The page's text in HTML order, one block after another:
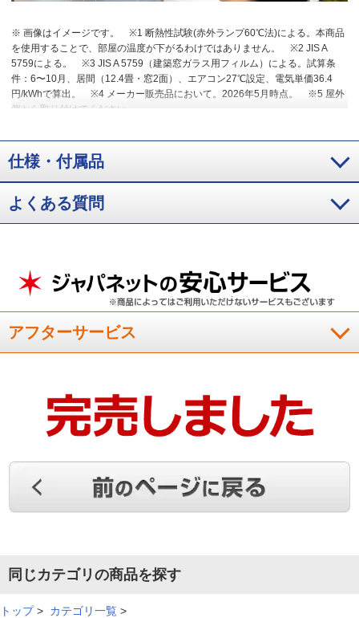
※ 画像はイメージです。
※1 断熱性試験(赤外ランプ60℃法)による。本商品
を使用することで、部屋の温度が下がるわけではありません。
※2 JIS A
5759による。
※3 JIS A 5759（建築窓ガラス用フィルム）による。試算条
件：6〜10月、居間（12.4畳・窓2面）、エアコン27℃設定、電気単価36.4
円/kWhで算出。
※4 メーカー販売品において。2026年5月時点。
※5 屋外
側から取り付けてください。
仕様・付属品
よくある質問
アフターサービス
同じカテゴリの商品を探す
トップ> カテゴリ一覧 >